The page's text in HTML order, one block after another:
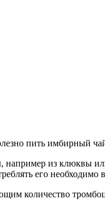
пить имбирный
например из клюквы
его необходимо
количество